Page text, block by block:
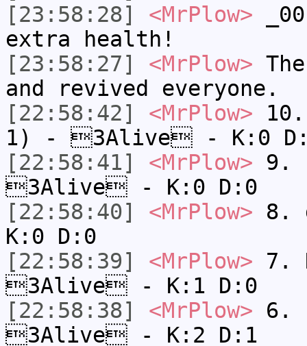
[23:58:28]
<MrPlow>
extra health!
[23:58:27]
<MrPlow>
and revived everyone.
[22:58:42]
<MrPlow>
1) - 3Alive - K:0
[22:58:41]
<MrPlow> 9.
3Alive - K:0 D:0
[22:58:40]
<MrPlow> 8.
K:0 D:0
[22:58:39]
<MrPlow> 7.
3Alive - K:1 D:0
[22:58:38]
<MrPlow> 6.
3Alive - K:2 D:1